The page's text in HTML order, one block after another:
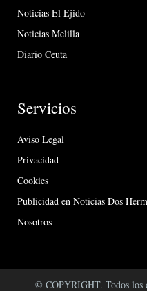
Noticias El Ejido
Noticias Melilla
Diario Ceuta
Servicios
Aviso Legal
Privacidad
Cookies
Publicidad en Noticias Dos
Nosotros
© COPYRIGHT. Todos los